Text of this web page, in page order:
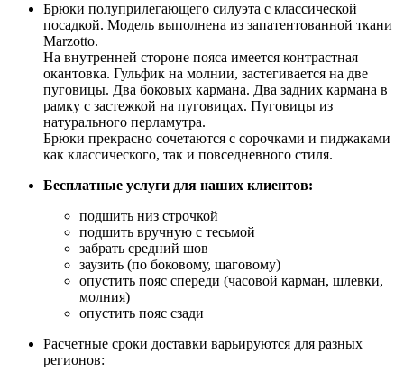
Брюки полуприлегающего силуэта с классической
посадкой. Модель выполнена из запатентованной ткани
Marzotto.
На внутренней стороне пояса имеется контрастная
окантовка. Гульфик на молнии, застегивается на две
пуговицы. Два боковых кармана. Два задних кармана в
рамку с застежкой на пуговицах. Пуговицы из
натурального перламутра.
Брюки прекрасно сочетаются с сорочками и пиджаками
как классического, так и повседневного стиля.
Бесплатные услуги для наших клиентов:
подшить низ строчкой
подшить вручную с тесьмой
забрать средний шов
заузить (по боковому, шаговому)
опустить пояс спереди (часовой карман, шлевки,
молния)
опустить пояс сзади
Расчетные сроки доставки варьируются для разных
регионов: